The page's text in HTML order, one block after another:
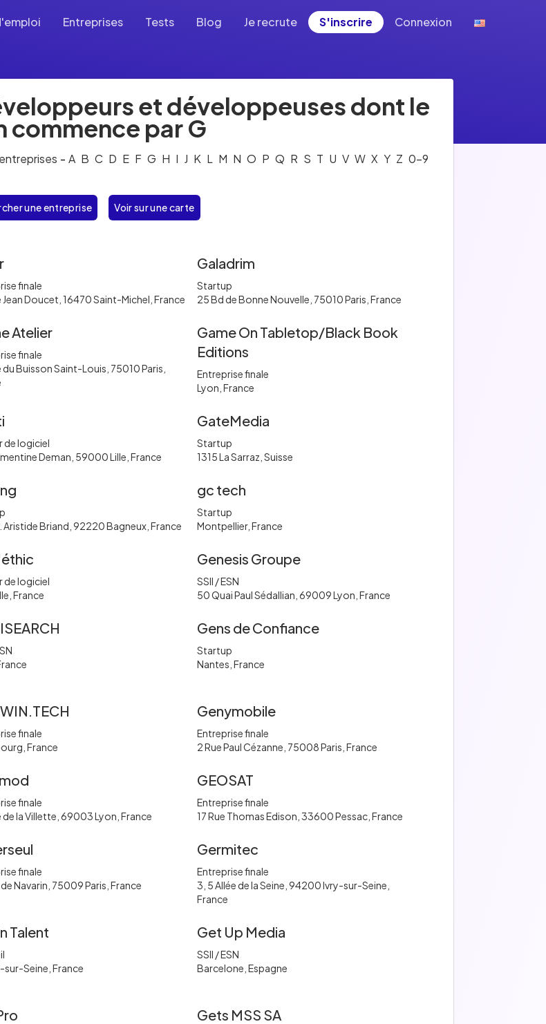
Entreprises Tests Blog Je recrute S'inscrire Connexion
et développeuses dont le
commence par G
- A B C D E F G H I J K L M N O P Q R S T U V W X Y Z 0-9
une entreprise Voir sur une carte
finale
Jean Doucet, 16470 Saint-Michel, France
Galadrim
Startup
25 Bd de Bonne Nouvelle, 75010 Paris, France
Atelier
finale
du Buisson Saint-Louis, 75010 Paris,
Game On Tabletop/Black Book
Editions
Entreprise finale
Lyon, France
de logiciel
Deman, 59000 Lille, France
GateMedia
Startup
1315 La Sarraz, Suisse
Aristide Briand, 92220 Bagneux, France
gc tech
Startup
Montpellier, France
de logiciel
France
Genesis Groupe
SSII / ESN
50 Quai Paul Sédallian, 69009 Lyon, France
Gens de Confiance
Startup
Nantes, France
finale
France
Genymobile
Entreprise finale
2 Rue Paul Cézanne, 75008 Paris, France
finale
de la Villette, 69003 Lyon, France
GEOSAT
Entreprise finale
17 Rue Thomas Edison, 33600 Pessac, France
finale
de Navarin, 75009 Paris, France
Germitec
Entreprise finale
3, 5 Allée de la Seine, 94200 Ivry-sur-Seine,
France
Talent
sur-Seine, France
Get Up Media
SSII / ESN
Barcelone, Espagne
Gets MSS SA